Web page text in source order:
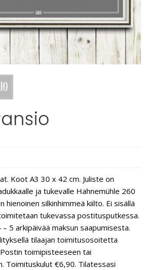
Koot A3 30 x 42 cm. Juliste on
ja tukevalle Hahnemühle 260
hienoinen silkinhimmeä kiilto. Ei sisällä
tukevassa postitusputkessa.
5 arkipäivää maksun saapumisesta.
tilaajan toimitusosoitetta
toimipisteeseen tai
Toimituskulut €6,90. Tilatessasi